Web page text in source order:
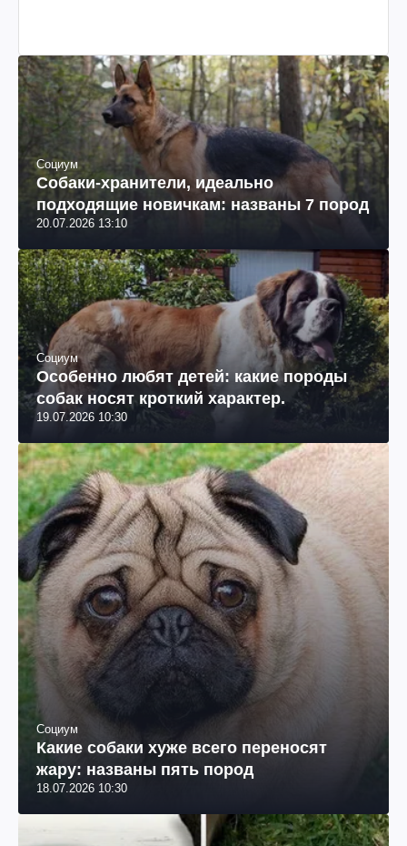
Социум
Собаки-хранители, идеально
подходящие новичкам: названы 7 пород
20.07.2026 13:10
Социум
Особенно любят детей: какие породы
собак носят кроткий характер.
19.07.2026 10:30
Социум
Какие собаки хуже всего переносят
жару: названы пять пород
18.07.2026 10:30